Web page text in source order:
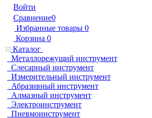
Войти
Сравнение0
Избранные товары 0
Корзина 0
Каталог
Металлорежущий инструмент
Слесарный инструмент
Измерительный инструмент
Абразивный инструмент
Алмазный инструмент
Электроинструмент
Пневмоинструмент